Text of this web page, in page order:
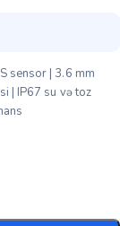
sensor | 3.6 mm
| IP67 su və toz